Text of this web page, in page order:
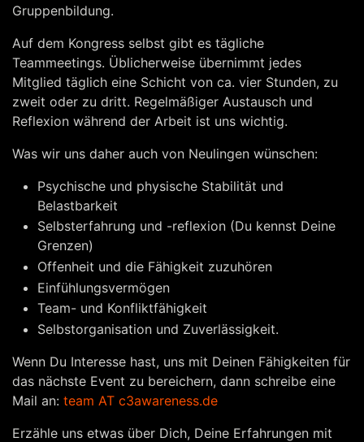
Gruppenbildung.
Auf dem Kongress selbst gibt es tägliche
Teammeetings. Üblicherweise übernimmt jedes
Mitglied täglich eine Schicht von ca. vier Stunden, zu
zweit oder zu dritt. Regelmäßiger Austausch und
Reflexion während der Arbeit ist uns wichtig.
Was wir uns daher auch von Neulingen wünschen:
Psychische und physische Stabilität und
Belastbarkeit
Selbsterfahrung und -reflexion (Du kennst Deine
Grenzen)
Offenheit und die Fähigkeit zuzuhören
Einfühlungsvermögen
Team- und Konfliktfähigkeit
Selbstorganisation und Zuverlässigkeit.
Wenn Du Interesse hast, uns mit Deinen Fähigkeiten für
das nächste Event zu bereichern, dann schreibe eine
Mail an: team AT c3awareness.de
Erzähle uns etwas über Dich, Deine Erfahrungen mit